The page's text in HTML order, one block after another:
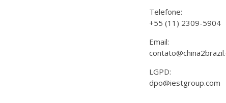
Telefone:
+55 (11) 2309-5904
Email:
LGPD:
dpo@iestgroup.com